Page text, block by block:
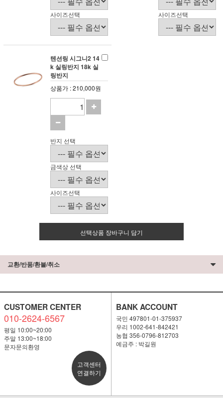
사이즈선택 사이즈선택
텐션링 시그니2 14
k 실링반지 18k 실
링반지
상품가 : 210,000원
반지 선택
금색상 선택
사이즈선택
선택상품 장바구니 담기
교환/반품/환불/취소
CUSTOMER CENTER
010-2624-6567
평일 10:00~20:00
주말 13:00~18:00
문자문의환영
고객센터
연결하기
BANK ACCOUNT
국민 497801-01-375937
우리 1002-641-842421
농협 356-0796-812703
예금주 : 박길원